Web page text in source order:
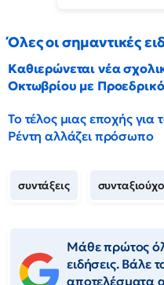
Όλες οι σημαντικές
Καθιερώνεται νέα
Οκτωβρίου με
Το τέλος μιας εποχής για
Ρέντη αλλάζει πρόσωπο
συντάξεις
Μάθε πρώτος
ειδήσεις. Βάλε
αποτελέσματα